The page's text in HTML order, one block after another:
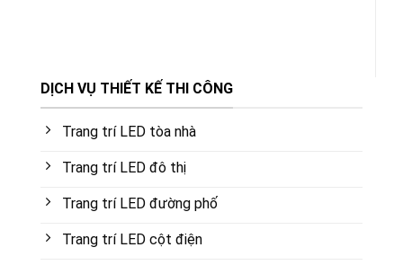
DỊCH VỤ THIẾT KẾ THI CÔNG
Trang trí LED tòa nhà
Trang trí LED đô thị
Trang trí LED đường phố
Trang trí LED cột điện